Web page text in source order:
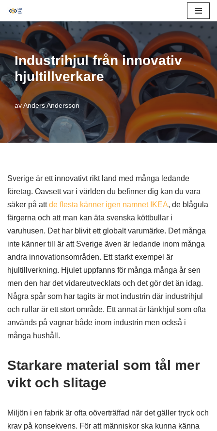
Hoppa
till
innehåll
Industrihjul från innovativ
hjultillverkare
avAnders Andersson
Sverige är ett innovativt rikt land med många ledande
företag. Oavsett var i världen du befinner dig kan du vara
säker på attde flesta känner igen namnet IKEA, de blågula
färgerna och att man kan äta svenska köttbullar i
varuhusen. Det har blivit ett globalt varumärke. Det många
inte känner till är att Sverige även är ledande inom många
andra innovationsområden. Ett starkt exempel är
hjultillverkning. Hjulet uppfanns för många många år sen
men den har det vidareutvecklats och det gör det än idag.
Några spår som har tagits är mot industrin där industrihjul
och rullar är ett stort område. Ett annat är länkhjul som ofta
används på vagnar både inom industrin men också i
många hushåll.
Starkare material som tål mer
vikt och slitage
Miljön i en fabrik är ofta oöverträffad när det gäller tryck och
krav på konsekvens. För att människor ska kunna känna